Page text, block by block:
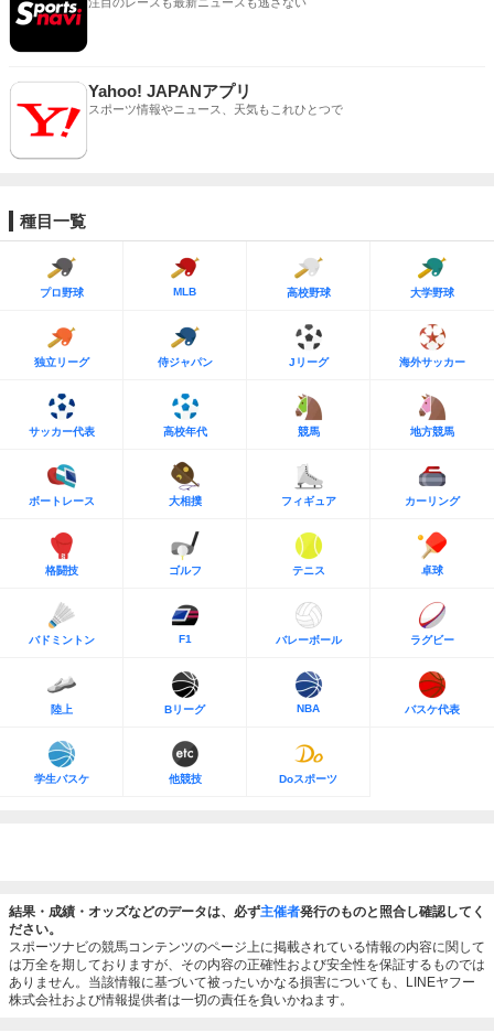
Yahoo! JAPANアプリ
スポーツ情報やニュース、天気もこれひとつで
種目一覧
プロ野球 MLB 高校野球 大学野球
独立リーグ 侍ジャパン Jリーグ 海外サッカー
サッカー代表 高校年代 競馬 地方競馬
ボートレース 大相撲 フィギュア カーリング
格闘技 ゴルフ テニス 卓球
バドミントン F1 バレーボール ラグビー
陸上 Bリーグ NBA バスケ代表
学生バスケ 他競技 Doスポーツ
結果・成績・オッズなどのデータは、必ず主催者発行のものと照合し確認してく
ださい。
スポーツナビの競馬コンテンツのページ上に掲載されている情報の内容に関して
は万全を期しておりますが、その内容の正確性および安全性を保証するものでは
ありません。当該情報に基づいて被ったいかなる損害についても、LINEヤフー
株式会社および情報提供者は一切の責任を負いかねます。